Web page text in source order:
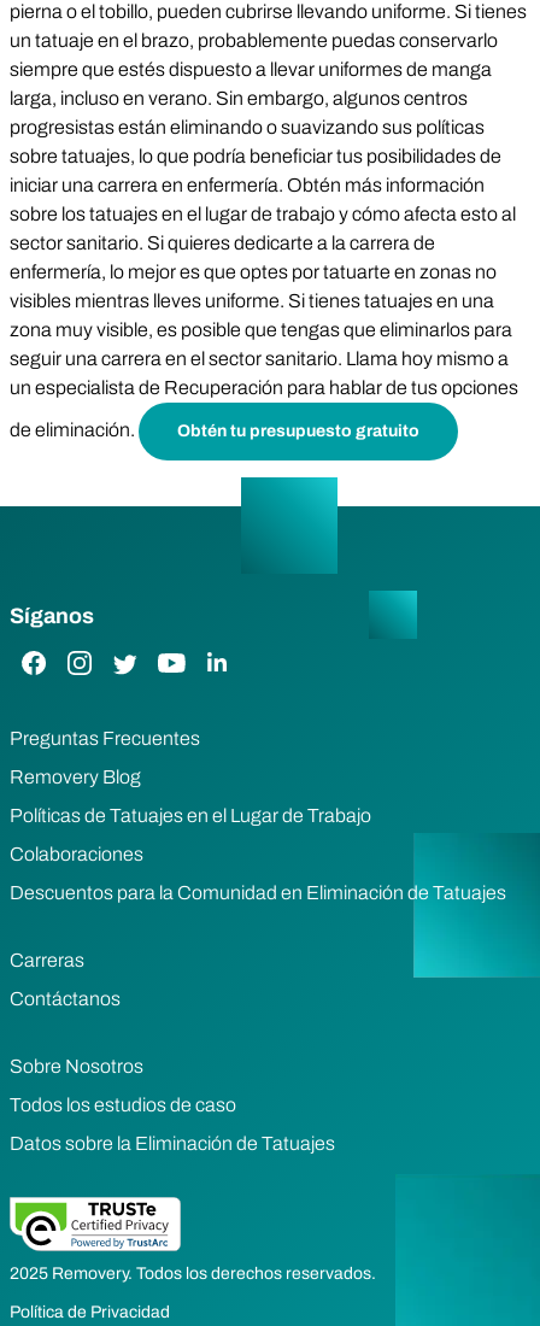
pierna o el tobillo, pueden cubrirse llevando uniforme. Si tienes
un tatuaje en el brazo, probablemente puedas conservarlo
siempre que estés dispuesto a llevar uniformes de manga
larga, incluso en verano. Sin embargo, algunos centros
progresistas están eliminando o suavizando sus políticas
sobre tatuajes, lo que podría beneficiar tus posibilidades de
iniciar una carrera en enfermería. Obtén más información
sobre los tatuajes en el lugar de trabajo y cómo afecta esto al
sector sanitario. Si quieres dedicarte a la carrera de
enfermería, lo mejor es que optes por tatuarte en zonas no
visibles mientras lleves uniforme. Si tienes tatuajes en una
zona muy visible, es posible que tengas que eliminarlos para
seguir una carrera en el sector sanitario. Llama hoy mismo a
un especialista de Recuperación para hablar de tus opciones
de eliminación. Obtén tu presupuesto gratuito
Síganos
Enlace de Facebook
Enlace de Instagram
Enlace de Twitter
Enlace de YouTube
Enlace de LinkedIn
Preguntas Frecuentes
Removery Blog
Políticas de Tatuajes en el Lugar de Trabajo
Colaboraciones
Descuentos para la Comunidad en Eliminación de Tatuajes
Carreras
Contáctanos
Sobre Nosotros
Todos los estudios de caso
Datos sobre la Eliminación de Tatuajes
2025 Removery. Todos los derechos reservados.
Política de Privacidad